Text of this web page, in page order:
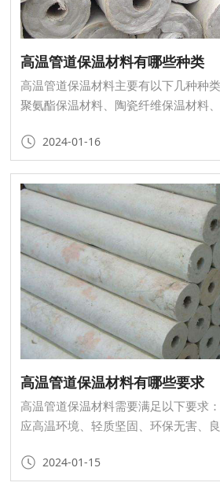
高温管道保温材料有哪些种类
2024-01-16
高温管道保温材料主要有以下几种种
聚氨酯保温材料、陶瓷纤维保温材料
高温管道保温材料有哪些要求
2024-01-15
高温管道保温材料需要满足以下要求
应高温环境、轻质坚固、环保无害、